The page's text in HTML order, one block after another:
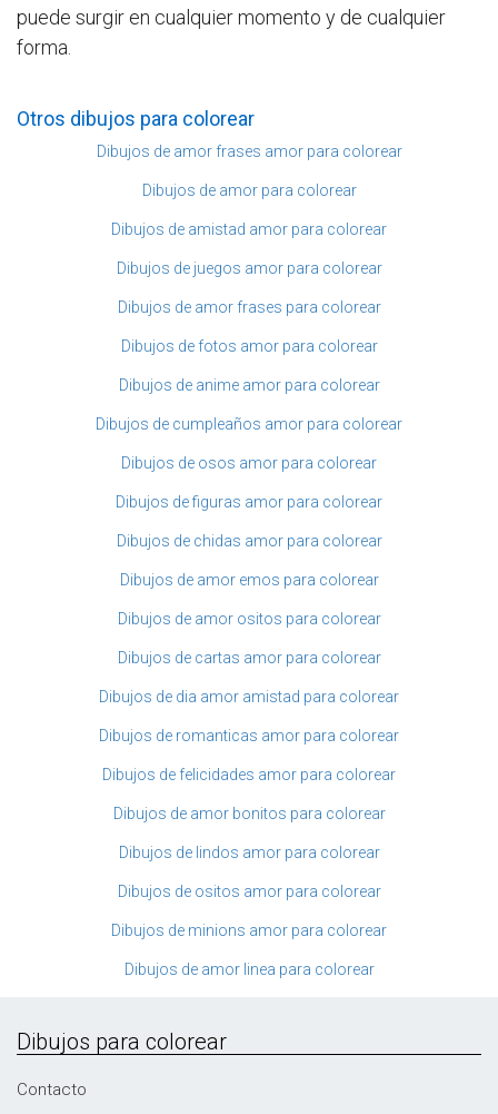
puede surgir en cualquier momento y de cualquier
forma.
Otros dibujos para colorear
Dibujos de amor frases amor para colorear
Dibujos de amor para colorear
Dibujos de amistad amor para colorear
Dibujos de juegos amor para colorear
Dibujos de amor frases para colorear
Dibujos de fotos amor para colorear
Dibujos de anime amor para colorear
Dibujos de cumpleaños amor para colorear
Dibujos de osos amor para colorear
Dibujos de figuras amor para colorear
Dibujos de chidas amor para colorear
Dibujos de amor emos para colorear
Dibujos de amor ositos para colorear
Dibujos de cartas amor para colorear
Dibujos de dia amor amistad para colorear
Dibujos de romanticas amor para colorear
Dibujos de felicidades amor para colorear
Dibujos de amor bonitos para colorear
Dibujos de lindos amor para colorear
Dibujos de ositos amor para colorear
Dibujos de minions amor para colorear
Dibujos de amor linea para colorear
Dibujos para colorear
Contacto